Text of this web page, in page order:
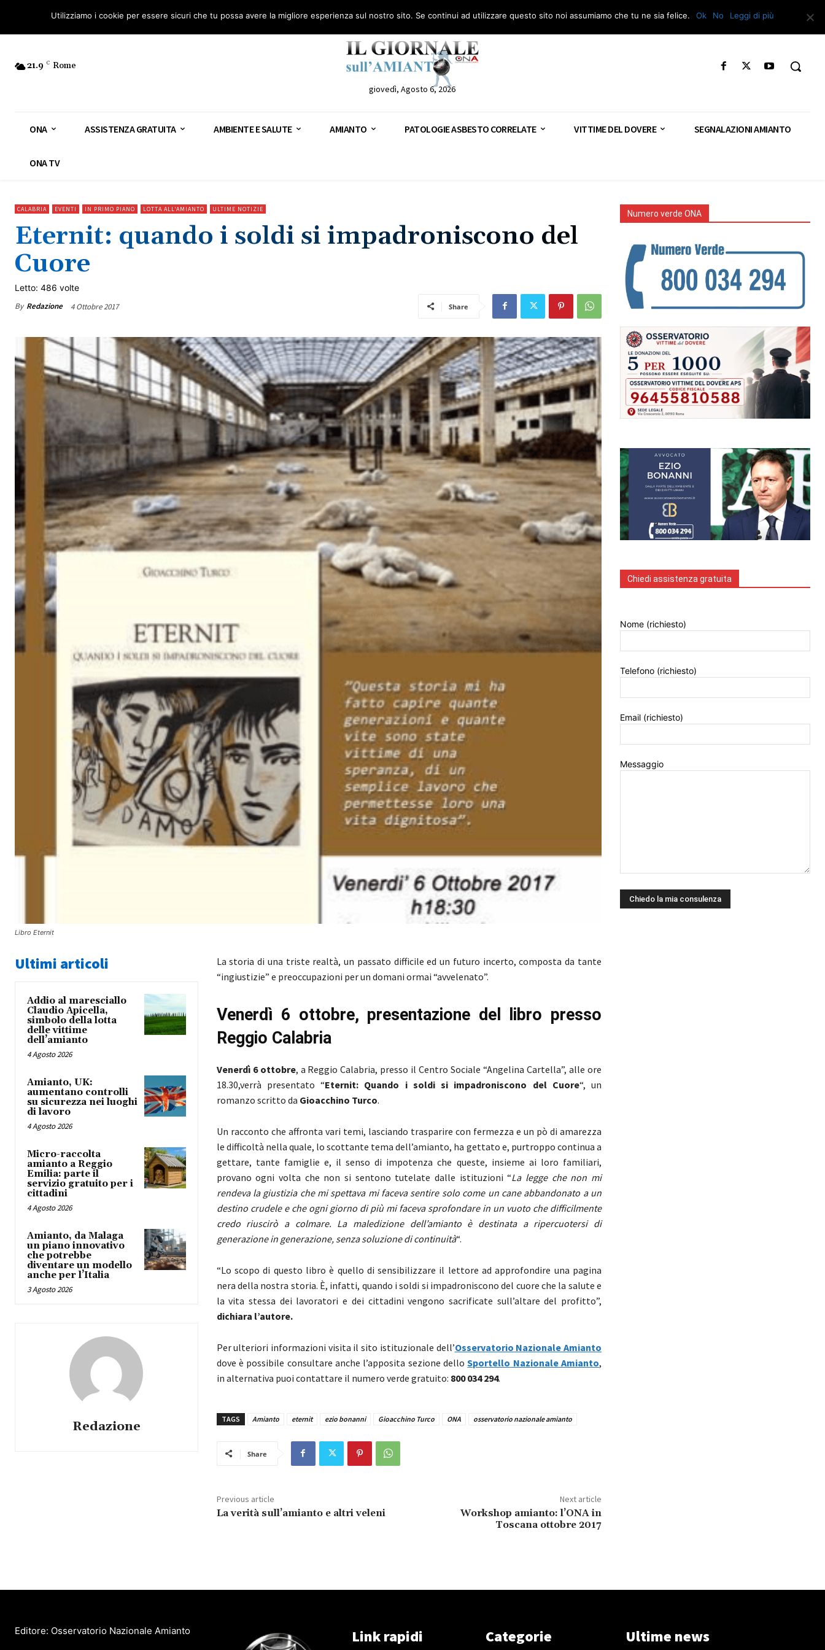
Osservatorio Nazionale Amianto: aderisci Diventa Guardia Nazionale Amianto – AGN Consulenza legale gratuita: civile, penale e lavoro Segnala – AGN Segnala – Repac
21.9 C Rome
giovedì, Agosto 6, 2026
ONA ASSISTENZA GRATUITA AMBIENTE E SALUTE AMIANTO PATOLOGIE ASBESTO CORRELATE VITTIME DEL DOVERE SEGNALAZIONI AMIANTO
ONA TV
CALABRIA EVENTI IN PRIMO PIANO LOTTA ALL'AMIANTO ULTIME NOTIZIE
Eternit: quando i soldi si impadroniscono del
Cuore
Letto: 486 volte
By Redazione 4 Ottobre 2017 Share
Libro Eternit
Ultimi articoli
Addio al maresciallo
Claudio Apicella,
simbolo della lotta
delle vittime
dell’amianto
4 Agosto 2026
Amianto, UK:
aumentano controlli
su sicurezza nei luoghi
di lavoro
4 Agosto 2026
Micro-raccolta
amianto a Reggio
Emilia: parte il
servizio gratuito per i
cittadini
4 Agosto 2026
Amianto, da Malaga
un piano innovativo
che potrebbe
diventare un modello
anche per l’Italia
3 Agosto 2026
Redazione
La storia di una triste realtà, un passato difficile ed un futuro incerto, composta da tante
“ingiustizie” e preoccupazioni per un domani ormai “avvelenato”.
Venerdì 6 ottobre, presentazione del libro presso
Reggio Calabria
Venerdì 6 ottobre, a Reggio Calabria, presso il Centro Sociale “Angelina Cartella”, alle ore
18.30,verrà presentato “Eternit: Quando i soldi si impadroniscono del Cuore“, un
romanzo scritto da Gioacchino Turco.
Un racconto che affronta vari temi, lasciando trasparire con fermezza e un pò di amarezza
le difficoltà nella quale, lo scottante tema dell’amianto, ha gettato e, purtroppo continua a
gettare, tante famiglie e, il senso di impotenza che queste, insieme ai loro familiari,
provano ogni volta che non si sentono tutelate dalle istituzioni “La legge che non mi
rendeva la giustizia che mi spettava mi faceva sentire solo come un cane abbandonato a un
destino crudele e che ogni giorno di più mi faceva sprofondare in un vuoto che difficilmente
credo riuscirò a colmare. La maledizione dell’amianto è destinata a ripercuotersi di
generazione in generazione, senza soluzione di continuità“.
“Lo scopo di questo libro è quello di sensibilizzare il lettore ad approfondire una pagina
nera della nostra storia. È, infatti, quando i soldi si impadroniscono del cuore che la salute e
la vita stessa dei lavoratori e dei cittadini vengono sacrificate sull’altare del profitto”,
dichiara l’autore.
Per ulteriori informazioni visita il sito istituzionale dell’Osservatorio Nazionale Amianto
dove è possibile consultare anche l’apposita sezione delloSportello Nazionale Amianto,
in alternativa puoi contattare il numero verde gratuito: 800 034 294.
TAGS Amianto eternit ezio bonanni Gioacchino Turco ONA osservatorio nazionale amianto
Share
Previous article
La verità sull’amianto e altri veleni
Next article
Workshop amianto: l’ONA in
Toscana ottobre 2017
Numero verde ONA
Chiedi assistenza gratuita
Nome (richiesto)
Telefono (richiesto)
Email (richiesto)
Messaggio
Editore: Osservatorio Nazionale Amianto Link rapidi
Categorie
Ultime news
Utilizziamo i cookie per essere sicuri che tu possa avere la migliore esperienza sul nostro sito. Se continui ad utilizzare questo sito noi assumiamo che tu ne sia felice. Ok No Leggi di più